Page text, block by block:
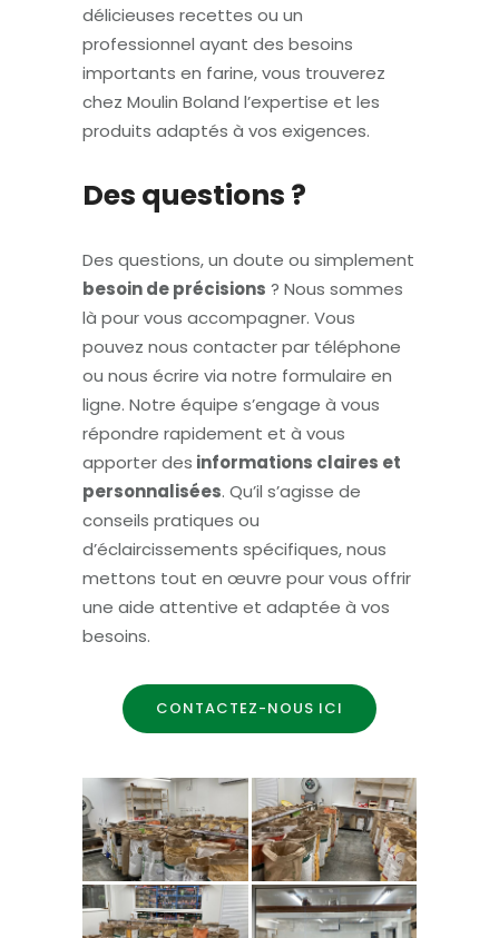
délicieuses recettes ou un
professionnel ayant des besoins
importants en farine, vous trouverez
chez Moulin Boland l’expertise et les
produits adaptés à vos exigences.
Des questions ?
Des questions, un doute ou simplement
besoin de précisions ? Nous sommes
là pour vous accompagner. Vous
pouvez nous contacter par téléphone
ou nous écrire via notre formulaire en
ligne. Notre équipe s’engage à vous
répondre rapidement et à vous
apporter des informations claires et
personnalisées. Qu’il s’agisse de
conseils pratiques ou
d’éclaircissements spécifiques, nous
mettons tout en œuvre pour vous offrir
une aide attentive et adaptée à vos
besoins.
CONTACTEZ-NOUS ICI